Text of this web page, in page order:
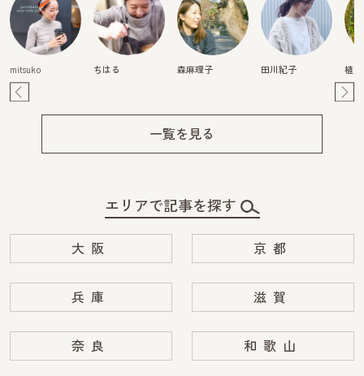
mitsuko ちはる 森麻理子 田川紀子 植
一覧を見る
エリアで記事を探す
大阪 京都
兵庫 滋賀
奈良 和歌山